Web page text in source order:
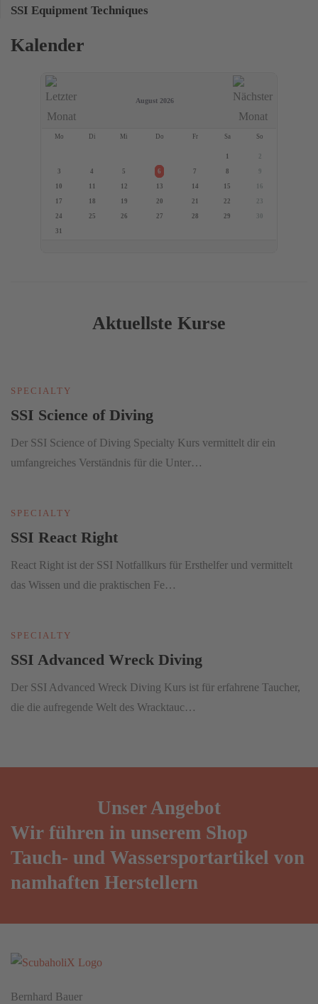
SSI Equipment Techniques
Kalender
August 2026
Mo Di Mi Do Fr Sa So
1 2
3 4 5 6 7 8 9
10 11 12 13 14 15 16
17 18 19 20 21 22 23
24 25 26 27 28 29
31
Aktuellste Kurse
SPECIALTY
SSI Science of Diving
Der SSI Science of Diving Specialty Kurs vermittelt dir ein
umfangreiches Verständnis für die Unter…
SPECIALTY
SSI React Right
React Right ist der SSI Notfallkurs für Ersthelfer und vermittelt
das Wissen und die praktischen Fe…
SPECIALTY
SSI Advanced Wreck Diving
Der SSI Advanced Wreck Diving Kurs ist für erfahrene Taucher,
die die aufregende Welt des Wracktauc…
UnserAngebot
Wir führen in unserem Shop
Tauch- und Wassersportartikel von
namhaften Herstellern
Bernhard Bauer